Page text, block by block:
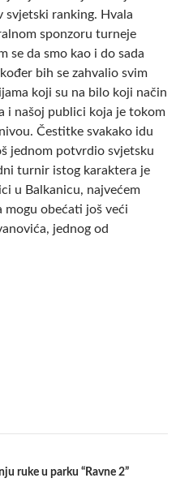
ranking. Hvala
sponzoru turneje
se da smo kao i do sada
bih se zahvalio svim
koji su na bilo koji način
i našoj publici koja je tokom
Čestitke svakako idu
jednom potvrdio svjetsku
turnir istog karaktera je
u Balkanicu, najvećem
mogu obećati još veći
jednog od
ruke u parku “Ravne 2”